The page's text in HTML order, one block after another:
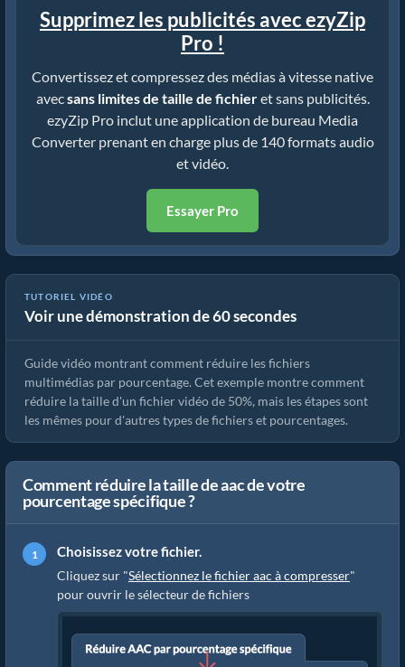
Supprimez les publicités avec ezyZip
Pro !
Convertissez et compressez des médias à vitesse native
avecsans limites de taille de fichieret sans publicités.
ezyZip Pro inclut une application de bureau Media
Converter prenant en charge plus de 140 formats audio
et vidéo.
Essayer Pro
TUTORIEL VIDÉO
Voir une démonstration de 60 secondes
Comment Réduire les Fichiers Multimédias par Pourcentage
(Guide Simple)
Guide vidéo montrant comment réduire les fichiers
multimédias par pourcentage. Cet exemple montre comment
réduire la taille d'un fichier vidéo de 50%, mais les étapes sont
les mêmes pour d'autres types de fichiers et pourcentages.
Comment réduire la taille de aac de votre
pourcentage spécifique ?
Choisissez votre fichier.
Cliquez sur "Sélectionnez le fichier aac à compresser"
pour ouvrir le sélecteur de fichiers